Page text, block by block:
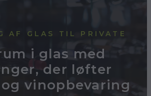
AF GLAS TIL PRIVATE
i glas med
der løfter
vinopbevaring